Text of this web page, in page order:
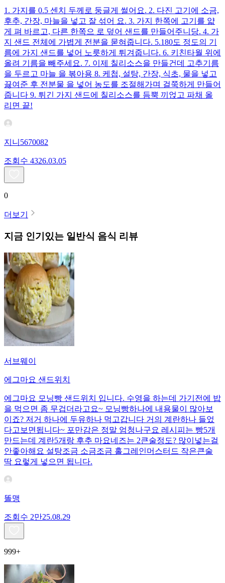
1. 가지를 0.5 센치 두께로 둥글게 썰어요. 2. 다진 고기에 소금,
후추, 간장, 마늘을 넣고 잘 섞어 요. 3. 가지 한쪽에 고기를 얇
게 펴 바르고, 다른 한쪽으 로 덮어 샌드를 만들어주니당. 4. 가
지 샌드 전체에 가볍게 전분을 묻혀줍니다. 5.180도 정도의 기
름에 가지 샌드를 넣어 노릇하게 튀겨줍니다. 6. 키친타월 위에
올려 기름을 빼주세요. 7. 이제 칠리소스을 만들건데 고추기름
을 두르고 마늘 을 볶아용 8. 케첩, 설탕, 간장, 식초, 물을 넣고
끓여준 후 전분물 을 넣어 농도를 조절해가며 걸쭉하게 만들어
줍니다 9. 튀긴 가지 샌드에 칠리소스를 듬뿍 끼얹고 파채 올
리면 끝!
지니5670082
조회수 4326.03.05
0
더보기
지금 인기있는 일반식 음식 리뷰
서브웨이
에그마요 샌드위치
에그마요 모닝빵 샌드위치 입니다. 수영을 하는데 가기전에 밥
을 먹으면 좀 무겁더라고요~ 모닝빵하나에 내용물이 많아보
이죠? 저거 하나에 두유하나 먹고갑니다 거의 계란하나 들었
다고보면됩니다~ 포만감은 정말 엄청나구요 레시피는 빵5개
만드는데 계란5개랑 후추 마요네즈는 2큰술정도? 많이넣는걸
안좋아해요 설탕조금 소금조금 홀그레인머스터드 작은큰술
딱 요렇게 넣으면 됩니다.
똘맹
조회수 2만25.08.29
999+